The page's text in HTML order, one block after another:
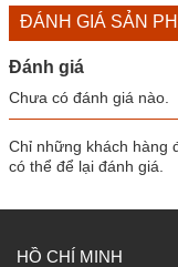
ĐÁNH GIÁ SẢN
Đánh giá
Chưa có đánh giá nào.
Chỉ những khách hàng
có thể để lại đánh giá.
HỒ CHÍ MINH